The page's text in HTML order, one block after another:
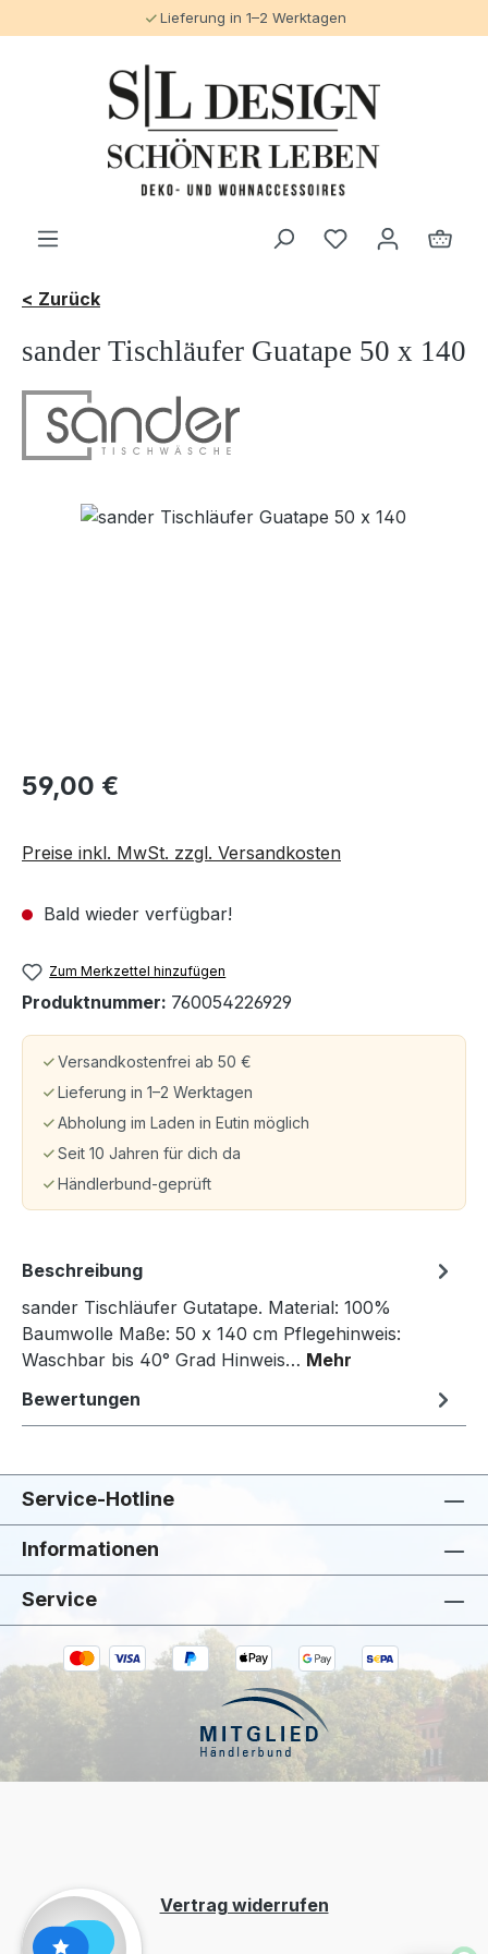
Lieferung in 1–2 Werktagen
< Zurück
sander Tischläufer Guatape 50 x 140
Bildergalerie überspringen
59,00 €
Preise inkl. MwSt. zzgl. Versandkosten
Bald wieder verfügbar!
Zum Merkzettel hinzufügen
Produktnummer: 760054226929
Versandkostenfrei ab 50 €
Lieferung in 1–2 Werktagen
Abholung im Laden in Eutin möglich
Seit 10 Jahren für dich da
Händlerbund-geprüft
Beschreibung
sander Tischläufer Gutatape. Material: 100%
Baumwolle Maße: 50 x 140 cm Pflegehinweis:
Waschbar bis 40° Grad Hinweis… Mehr
Bewertungen
Service-Hotline
Informationen
Service
Vertrag widerrufen